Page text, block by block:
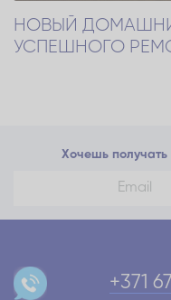
НОВЫЙ
УСПЕШНОГО
Хочешь получать
+371